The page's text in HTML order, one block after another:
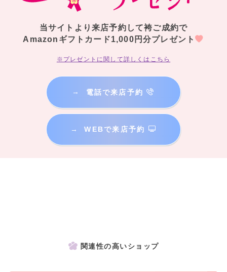
当サイトより来店予約して袴ご成約で
Amazonギフトカード1,000円分プレゼント
※プレゼントに関して詳しくはこちら
→ 電話で来店予約
→ WEBで来店予約
関連性の高いショップ